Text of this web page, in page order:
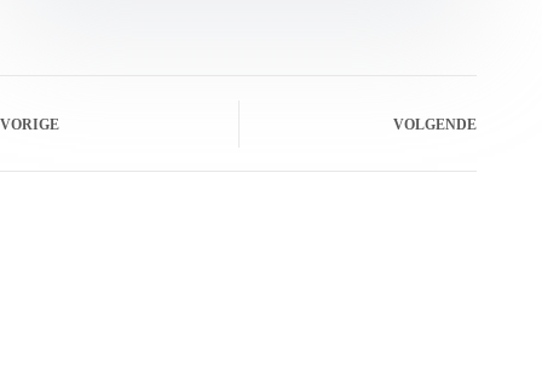
VORIGE VOLGENDE